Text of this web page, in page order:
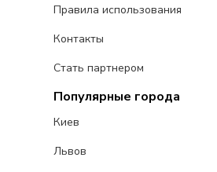
Правила использования
Контакты
Стать партнером
Популярные города
Киев
Львов